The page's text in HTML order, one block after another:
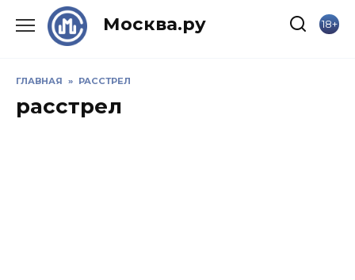
Москва.ру 18+
ГЛАВНАЯ » РАССТРЕЛ
расстрел